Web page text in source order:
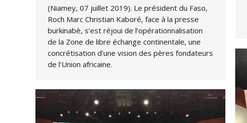
(Niamey, 07 juillet 2019). Le président du Faso,
Roch Marc Christian Kaboré, face à la presse
burkinabè, s’est réjoui de l’opérationnalisation
de la Zone de libre échange continentale, une
concrétisation d’une vision des pères fondateurs
de l’Union africaine.